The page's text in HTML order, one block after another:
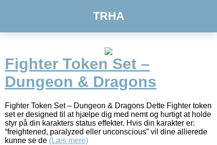
TRHA
Fighter Token Set –
Dungeon & Dragons
Fighter Token Set – Dungeon & Dragons Dette Fighter token
set er designed til at hjælpe dig med nemt og hurtigt at holde
styr på din karakters status effekter. Hvis din karakter er:
“freightened, paralyzed eller unconscious” vil dine allierede
kunne se de (Læs mere)